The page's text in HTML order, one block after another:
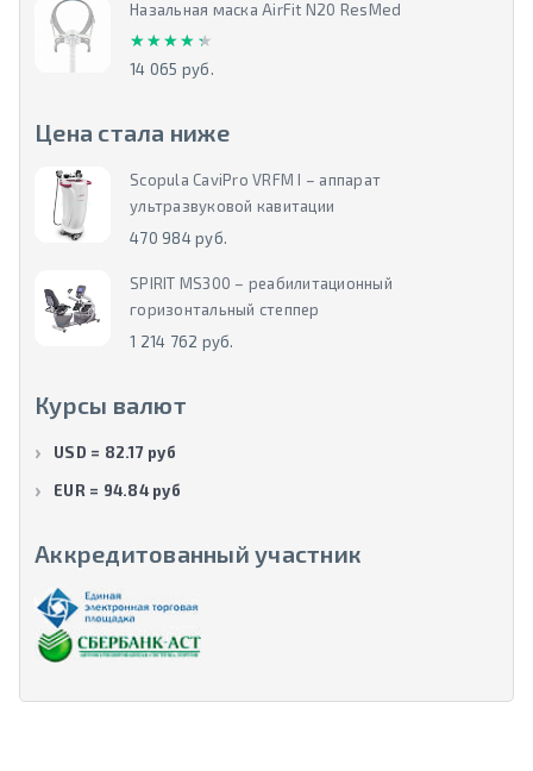
Назальная маска AirFit N20 ResMed
★★★★★
★★★★★
14 065 руб.
Цена стала ниже
Scopula CaviPro VRFM I – аппарат
ультразвуковой кавитации
470 984 руб.
SPIRIT MS300 – реабилитационный
горизонтальный степпер
1 214 762 руб.
Курсы валют
USD = 82.17 руб
EUR = 94.84 руб
Аккредитованный участник